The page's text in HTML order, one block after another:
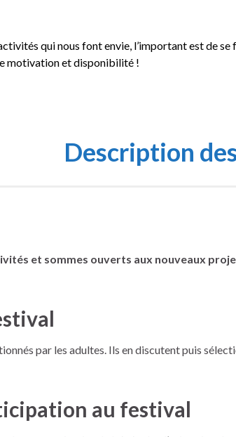
qui nous font envie, l’important est de
motivation et disponibilité !
Description
et sommes ouverts aux nouveaux
par les adultes. Ils en discutent puis
au festival